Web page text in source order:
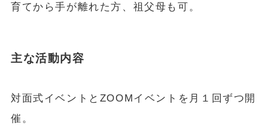
育てから手が離れた方、祖父母も可。
主な活動内容
対面式イベントとZOOMイベントを月１回ずつ開
催。